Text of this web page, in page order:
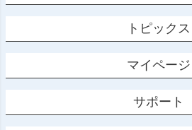
トピックス
マイページ
サポート